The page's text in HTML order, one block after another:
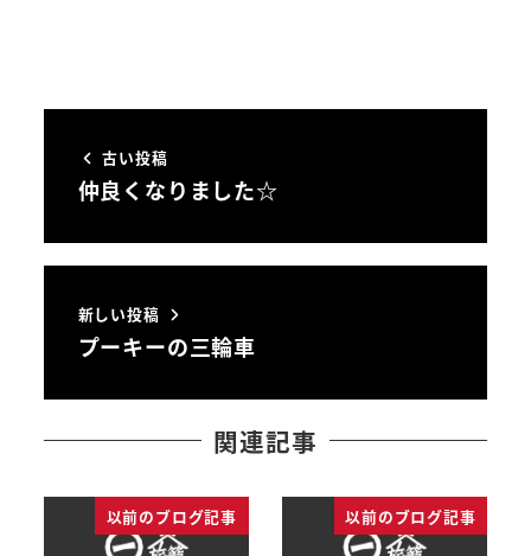
古い投稿
仲良くなりました☆
新しい投稿
プーキーの三輪車
関連記事
以前のブログ記事 以前のブログ記事